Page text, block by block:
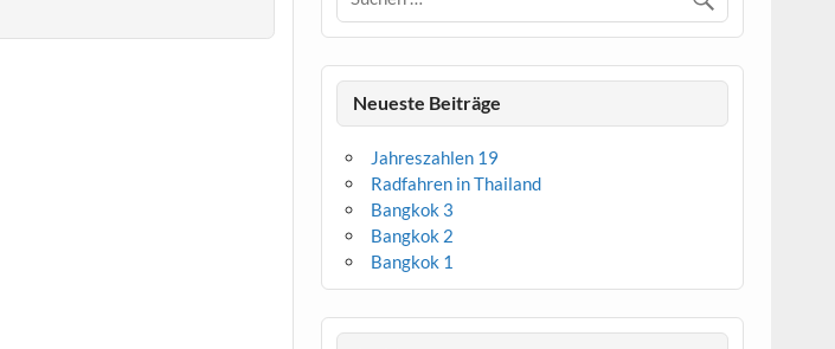
Neueste Beiträge
Jahreszahlen 19
Radfahren in Thailand
Bangkok 3
Bangkok 2
Bangkok 1